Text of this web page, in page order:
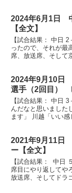
2024年6月1日
【全文】
【試合結果： 中日
ったので、それが最
席、放送席、そして
2024年9月10日
選手（2回目）
【試合結果： 中日
んだなと思いました
ます」 川越「いい
2021年9月11日
ー【全文】
【試合結果： 中日
席目にやり返してや
放送席、そしてドラ